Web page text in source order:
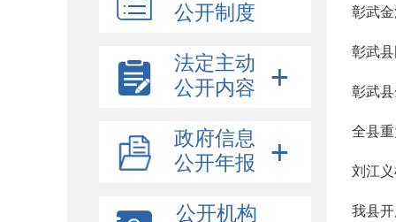
公开制度
法定主动
公开内容
政府信息
公开年报
公开机构
彰武
彰武
彰武
全县
刘江
我县